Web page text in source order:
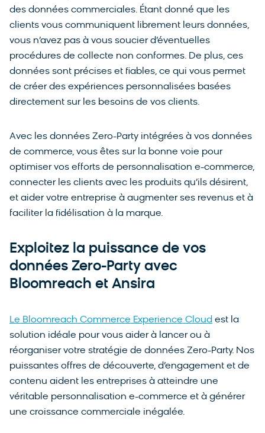
des données commerciales. Étant donné que les
clients vous communiquent librement leurs données,
vous n’avez pas à vous soucier d’éventuelles
procédures de collecte non conformes. De plus, ces
données sont précises et fiables, ce qui vous permet
de créer des expériences personnalisées basées
directement sur les besoins de vos clients.
Avec les données Zero-Party intégrées à vos données
de commerce, vous êtes sur la bonne voie pour
optimiser vos efforts de personnalisation e-commerce,
connecter les clients avec les produits qu’ils désirent,
et aider votre entreprise à augmenter ses revenus et à
faciliter la fidélisation à la marque.
Exploitez la puissance de vos
données Zero-Party avec
Bloomreach et Ansira
Le Bloomreach Commerce Experience Cloud est la
solution idéale pour vous aider à lancer ou à
réorganiser votre stratégie de données Zero-Party. Nos
puissantes offres de découverte, d’engagement et de
contenu aident les entreprises à atteindre une
véritable personnalisation e-commerce et à générer
une croissance commerciale inégalée.